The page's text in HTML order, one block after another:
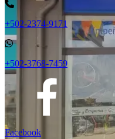
+502-2374-9171
+502-3768-7459
Facebook